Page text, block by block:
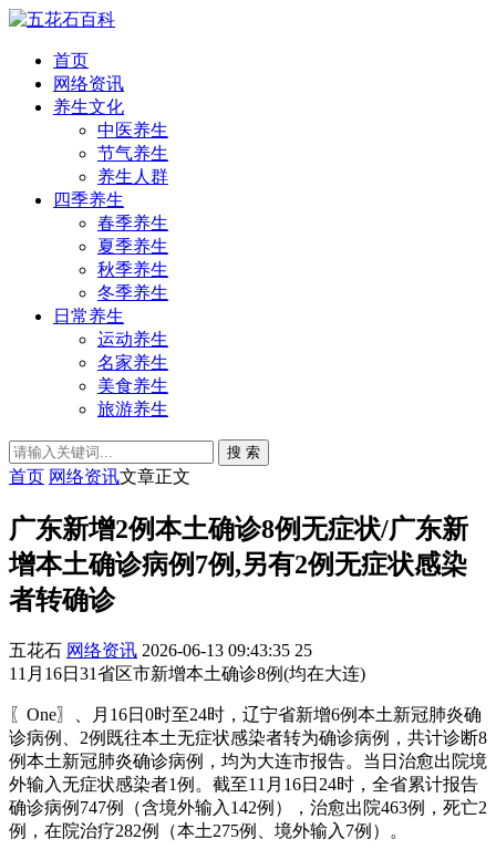
首页
网络资讯
养生文化
中医养生
节气养生
养生人群
四季养生
春季养生
夏季养生
秋季养生
冬季养生
日常养生
运动养生
名家养生
美食养生
旅游养生
搜 索
首页 网络资讯文章正文
广东新增2例本土确诊8例无症状/广东新
增本土确诊病例7例,另有2例无症状感染
者转确诊
五花石 网络资讯 2026-06-13 09:43:35 25
11月16日31省区市新增本土确诊8例(均在大连)
〖One〗、月16日0时至24时，辽宁省新增6例本土新冠肺炎确
诊病例、2例既往本土无症状感染者转为确诊病例，共计诊断8
例本土新冠肺炎确诊病例，均为大连市报告。当日治愈出院境
外输入无症状感染者1例。截至11月16日24时，全省累计报告
确诊病例747例（含境外输入142例），治愈出院463例，死亡2
例，在院治疗282例（本土275例、境外输入7例）。